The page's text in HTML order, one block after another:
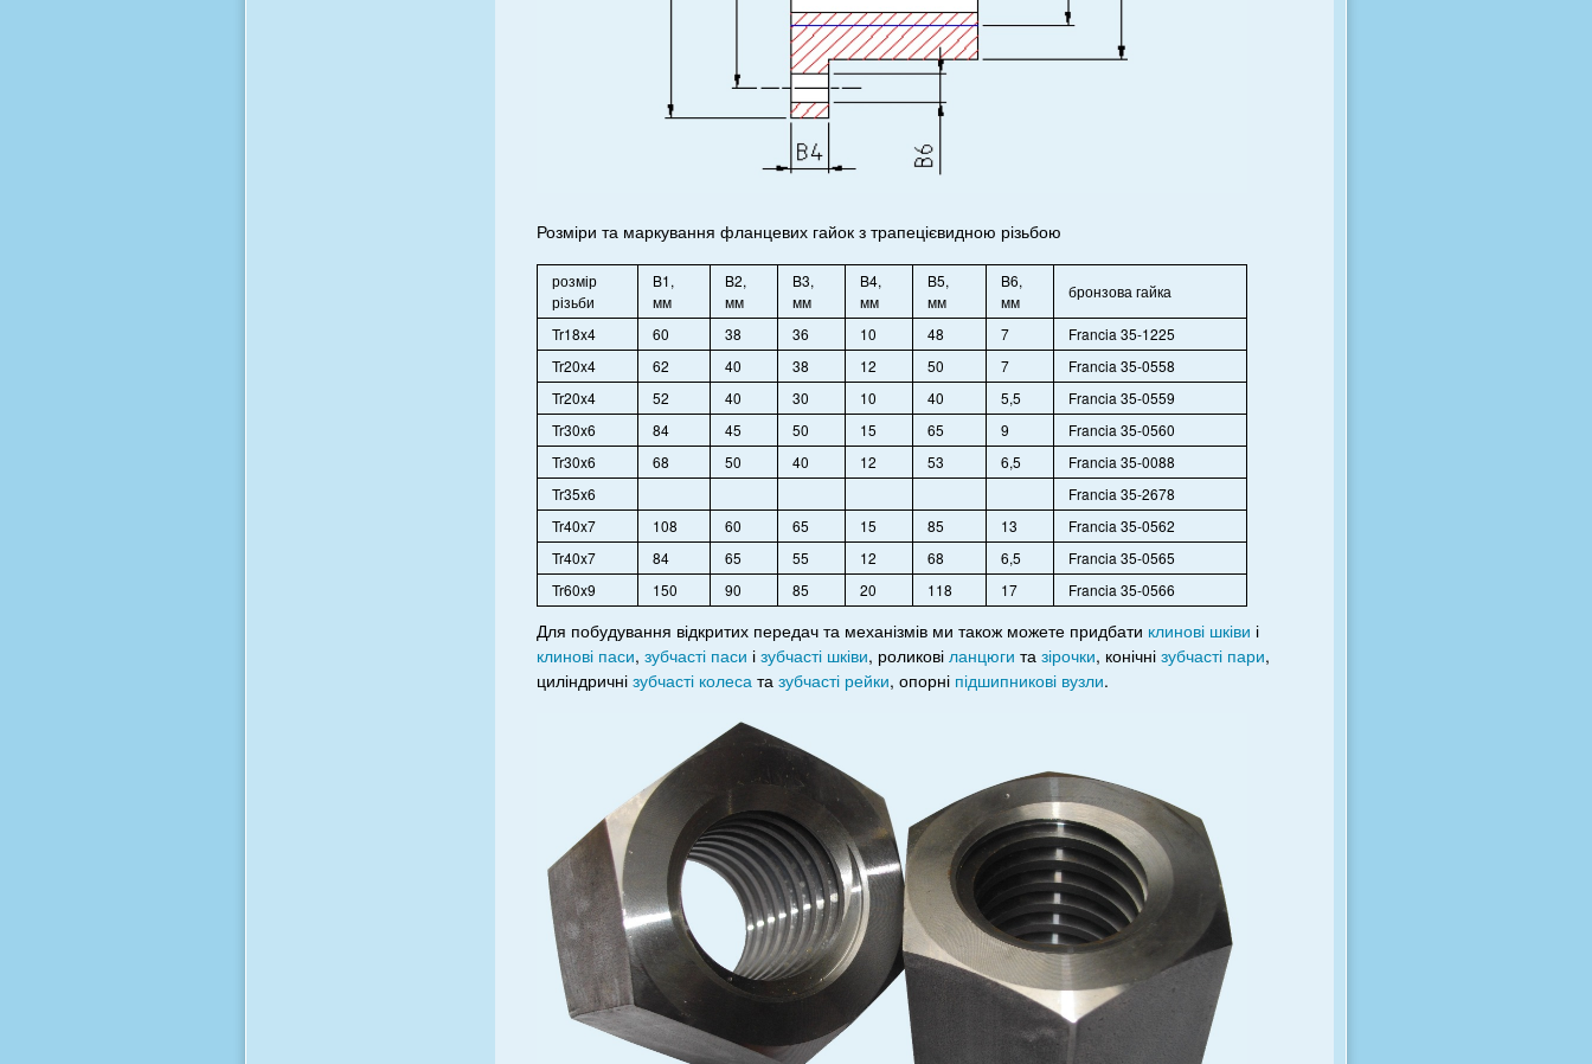
Розміри та маркування фланцевих гайок з трапецієвидною різьбою
розмір
різьби
B1,
мм
B2,
мм
B3,
мм
B4,
мм
B5,
мм
B6,
мм
бронзова гайка
Tr18x4 60 38 36 10 48 7
Francia 35-1225
Tr20x4
62 40 38 12 50 7
Francia 35-0558
Tr20x4
52 40 30 10 40 5,5
Francia 35-0559
Tr30x6
84 45 50 15 65 9
Francia 35-0560
Tr30x6
68 50 40 12 53 6,5
Francia 35-0088
Tr35x6
Francia 35-2678
Tr40x7
108 60 65 15 85 13
Francia 35-0562
Tr40x7
84 65 55 12 68 6,5
Francia 35-0565
Tr60x9
150 90 85 20 118 17 Francia 35-0566
Для побудування відкритих передач та механізмів ми також можете придбати клинові шківи і
клинові паси, зубчасті паси і зубчасті шківи, роликові ланцюги та зірочки, конічні зубчасті пари,
циліндричні зубчасті колеса та зубчасті рейки, опорні підшипникові вузли.